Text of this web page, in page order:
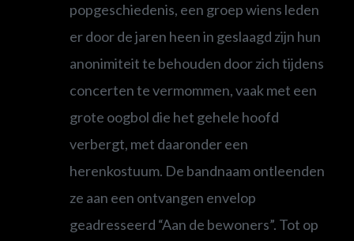
popgeschiedenis, een groep wiens leden
er door de jaren heen in geslaagd zijn hun
anonimiteit te behouden door zich tijdens
concerten te vermommen, vaak met een
grote oogbol die het gehele hoofd
verbergt, met daaronder een
herenkostuum. De bandnaam ontleenden
ze aan een ontvangen envelop
geadresseerd “Aan de bewoners”. Tot op